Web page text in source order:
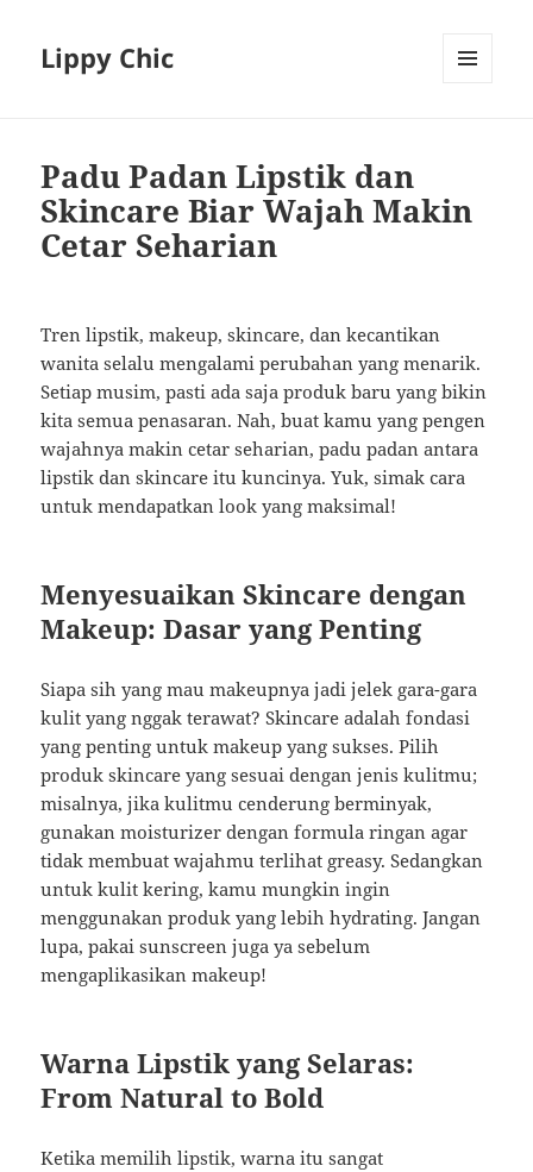
Lippy Chic
Padu Padan Lipstik dan
Skincare Biar Wajah Makin
Cetar Seharian
Tren lipstik, makeup, skincare, dan kecantikan
wanita selalu mengalami perubahan yang menarik.
Setiap musim, pasti ada saja produk baru yang bikin
kita semua penasaran. Nah, buat kamu yang pengen
wajahnya makin cetar seharian, padu padan antara
lipstik dan skincare itu kuncinya. Yuk, simak cara
untuk mendapatkan look yang maksimal!
Menyesuaikan Skincare dengan
Makeup: Dasar yang Penting
Siapa sih yang mau makeupnya jadi jelek gara-gara
kulit yang nggak terawat? Skincare adalah fondasi
yang penting untuk makeup yang sukses. Pilih
produk skincare yang sesuai dengan jenis kulitmu;
misalnya, jika kulitmu cenderung berminyak,
gunakan moisturizer dengan formula ringan agar
tidak membuat wajahmu terlihat greasy. Sedangkan
untuk kulit kering, kamu mungkin ingin
menggunakan produk yang lebih hydrating. Jangan
lupa, pakai sunscreen juga ya sebelum
mengaplikasikan makeup!
Warna Lipstik yang Selaras:
From Natural to Bold
Ketika memilih lipstik, warna itu sangat